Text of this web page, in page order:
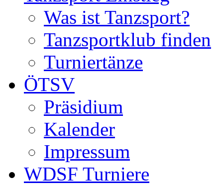
Was ist Tanzsport?
Tanzsportklub finden
Turniertänze
ÖTSV
Präsidium
Kalender
Impressum
WDSF Turniere